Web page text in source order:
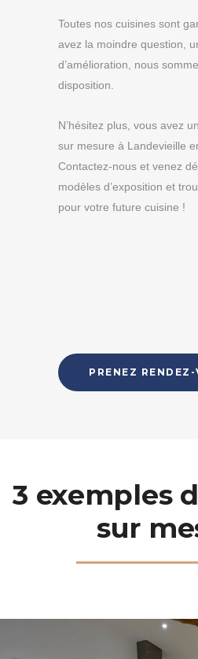
Toutes nos cuisines sont
avez la moindre question,
d’amélioration, nous
disposition.
N’hésitez plus, vous avez
sur mesure à Landevieille
Contactez-nous et venez
modèles d’exposition et
pour votre future cuisine !
PRENEZ RENDEZ-
3 exemples
sur